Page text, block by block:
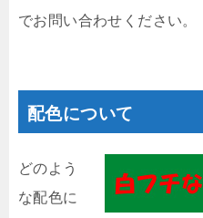
でお問い合わせください。
配色について
どのよう
な配色に